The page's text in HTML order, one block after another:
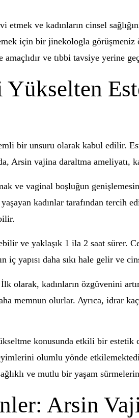
ve kadınların cinsel
için bir jinekologla
ve tıbbi tavsiye yerine
Yükselten
bir unsuru olarak kabul edilir.
Arsin vajina daraltma ameliyatı,
ve vaginal boşluğun
kadınlar tarafından
ve yaklaşık 1 ila 2 saat sürer.
iç yapısı daha sıkı hale gelir ve
olarak, kadınların özgüvenini
memnun olurlar. Ayrıca, idrar
konusunda etkili bir
olumlu yönde
ve mutlu bir yaşam
Arsin